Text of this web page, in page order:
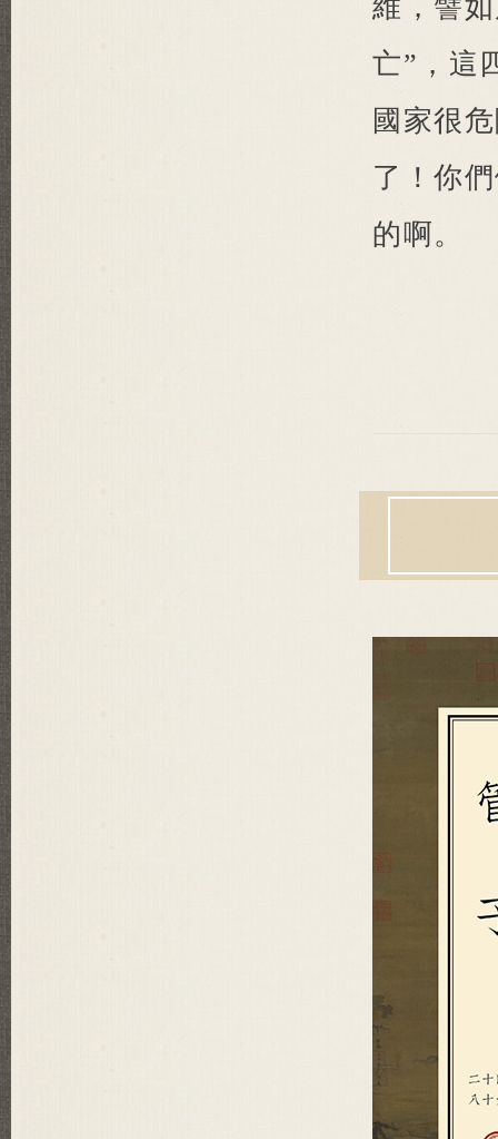
維，譬
亡”，這
國家很
了！你
的啊。